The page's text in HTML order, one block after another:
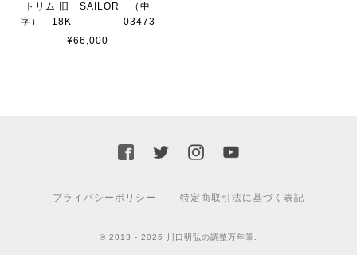
トリム 旧 SAILOR （中
字） 18K 03473
¥66,000
プライバシーポリシー 特定商取引法に基づく表記
© 2013 - 2025 川口明弘の調整万年筆.